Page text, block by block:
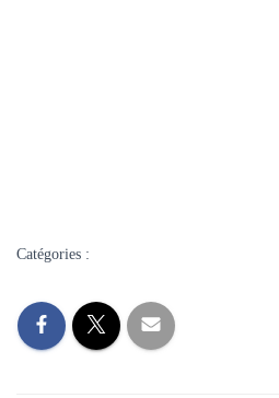
Catégories :